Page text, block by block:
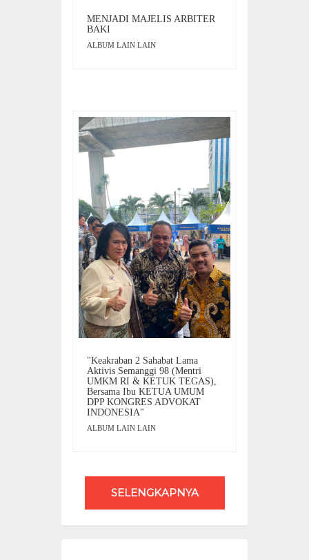
MENJADI MAJELIS ARBITER
BAKI
ALBUM LAIN LAIN
"Keakraban 2 Sahabat Lama
Aktivis Semanggi 98 (Mentri
UMKM RI & KETUK TEGAS),
Bersama Ibu KETUA UMUM
DPP KONGRES ADVOKAT
INDONESIA"
ALBUM LAIN LAIN
SELENGKAPNYA